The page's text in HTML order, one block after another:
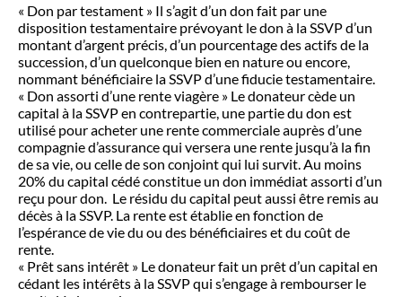
« Don par testament » Il s’agit d’un don fait par une
disposition testamentaire prévoyant le don à la SSVP d’un
montant d’argent précis, d’un pourcentage des actifs de la
succession, d’un quelconque bien en nature ou encore,
nommant bénéficiaire la SSVP d’une fiducie testamentaire.
« Don assorti d’une rente viagère » Le donateur cède un
capital à la SSVP en contrepartie, une partie du don est
utilisé pour acheter une rente commerciale auprès d’une
compagnie d’assurance qui versera une rente jusqu’à la fin
de sa vie, ou celle de son conjoint qui lui survit. Au moins
20% du capital cédé constitue un don immédiat assorti d’un
reçu pour don. Le résidu du capital peut aussi être remis au
décès à la SSVP. La rente est établie en fonction de
l’espérance de vie du ou des bénéficiaires et du coût de
rente.
« Prêt sans intérêt » Le donateur fait un prêt d’un capital en
cédant les intérêts à la SSVP qui s’engage à rembourser le